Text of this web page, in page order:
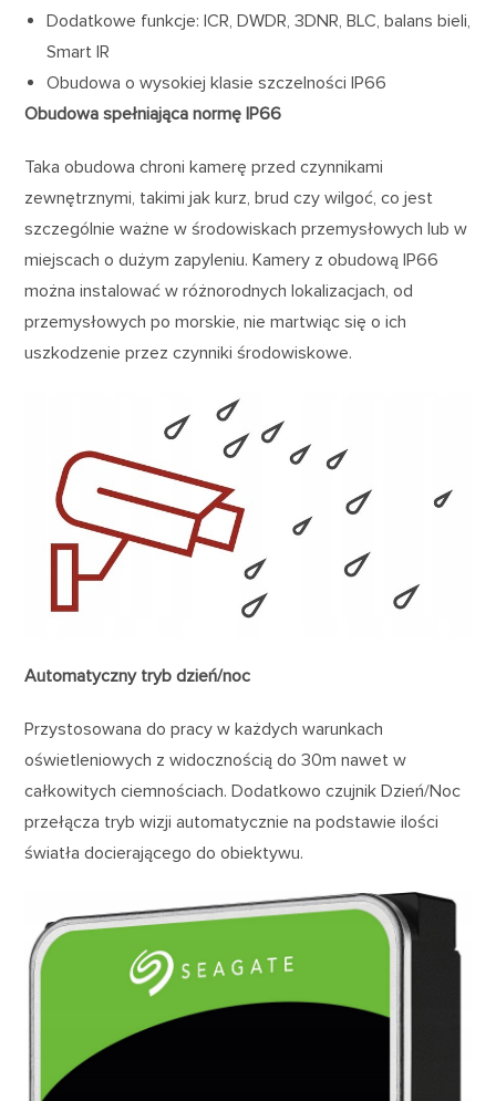
Dodatkowe funkcje: ICR, DWDR, 3DNR, BLC, balans bieli,
Smart IR
Obudowa o wysokiej klasie szczelności IP66
Obudowa spełniająca normę IP66
Taka obudowa chroni kamerę przed czynnikami
zewnętrznymi, takimi jak kurz, brud czy wilgoć, co jest
szczególnie ważne w środowiskach przemysłowych lub w
miejscach o dużym zapyleniu. Kamery z obudową IP66
można instalować w różnorodnych lokalizacjach, od
przemysłowych po morskie, nie martwiąc się o ich
uszkodzenie przez czynniki środowiskowe.
Automatyczny tryb dzień/noc
Przystosowana do pracy w każdych warunkach
oświetleniowych z widocznością do 30m nawet w
całkowitych ciemnościach. Dodatkowo czujnik Dzień/Noc
przełącza tryb wizji automatycznie na podstawie ilości
światła docierającego do obiektywu.